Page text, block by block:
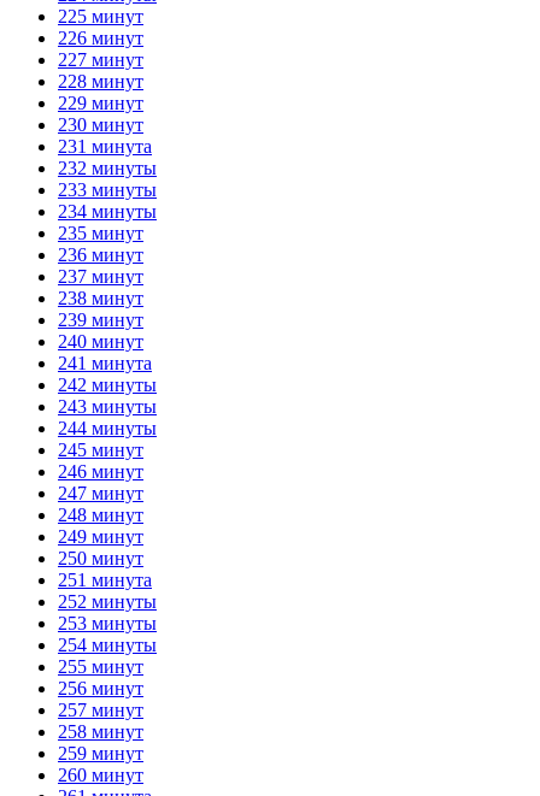
225 минут
226 минут
227 минут
228 минут
229 минут
230 минут
231 минута
232 минуты
233 минуты
234 минуты
235 минут
236 минут
237 минут
238 минут
239 минут
240 минут
241 минута
242 минуты
243 минуты
244 минуты
245 минут
246 минут
247 минут
248 минут
249 минут
250 минут
251 минута
252 минуты
253 минуты
254 минуты
255 минут
256 минут
257 минут
258 минут
259 минут
260 минут